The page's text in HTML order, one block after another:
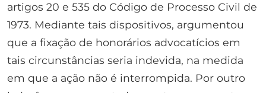
artigos 20 e 535 do Código de Processo Civil de
1973. Mediante tais dispositivos, argumentou
que a fixação de honorários advocatícios em
tais circunstâncias seria indevida, na medida
em que a ação não é interrompida. Por outro